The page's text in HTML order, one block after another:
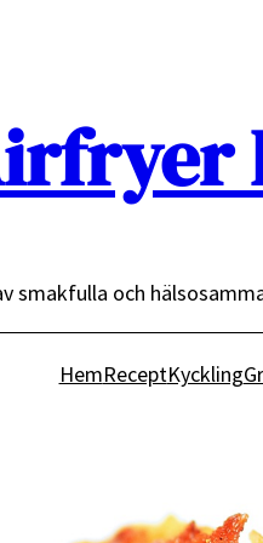
smakfulla och
HemReceptKyckling